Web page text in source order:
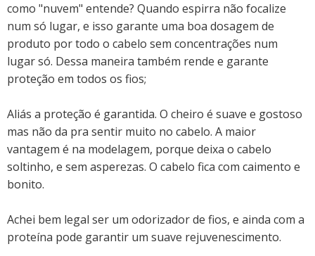
como "nuvem" entende? Quando espirra não focalize
num só lugar, e isso garante uma boa dosagem de
produto por todo o cabelo sem concentrações num
lugar só. Dessa maneira também rende e garante
proteção em todos os fios;
Aliás a proteção é garantida. O cheiro é suave e gostoso
mas não da pra sentir muito no cabelo. A maior
vantagem é na modelagem, porque deixa o cabelo
soltinho, e sem asperezas. O cabelo fica com caimento e
bonito.
Achei bem legal ser um odorizador de fios, e ainda com a
proteína pode garantir um suave rejuvenescimento.